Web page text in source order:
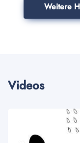
Weitere
Videos